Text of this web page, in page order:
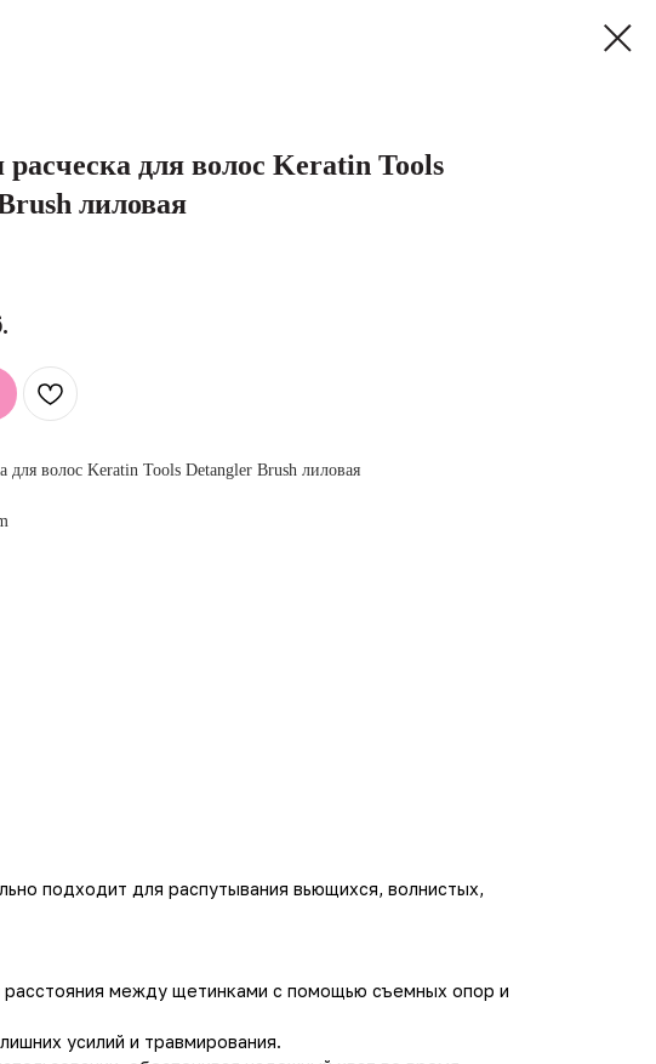
расческа для волос Keratin Tools
лиловая
для волос Keratin Tools Detangler Brush лиловая
подходит для распутывания вьющихся, волнистых,
между щетинками с помощью съемных опор и
усилий и травмирования.